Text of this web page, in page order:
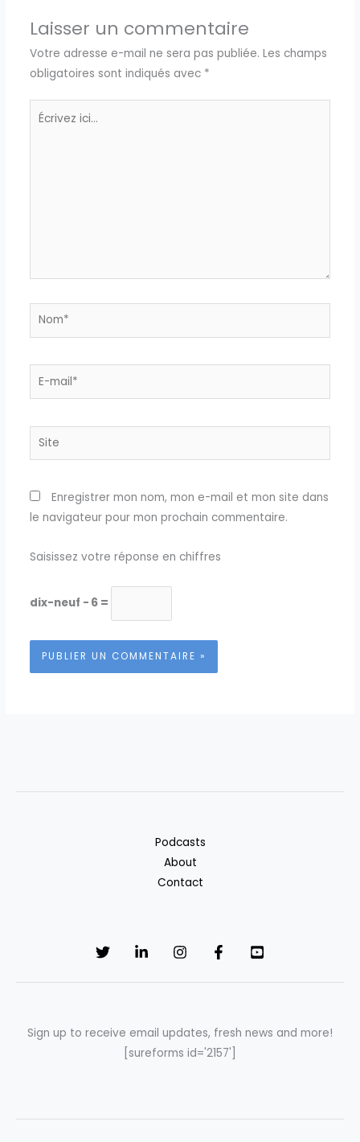
Laisser un commentaire
Votre adresse e-mail ne sera pas publiée. Les champs
obligatoires sont indiqués avec *
Écrivez
Nom*
E-
Site
Enregistrer mon nom, mon e-mail et mon site dans
le navigateur pour mon prochain commentaire.
Saisissez votre réponse en chiffres
dix-neuf − 6 =
Podcasts
About
Contact
Sign up to receive email updates, fresh news and more!
[sureforms id='2157']